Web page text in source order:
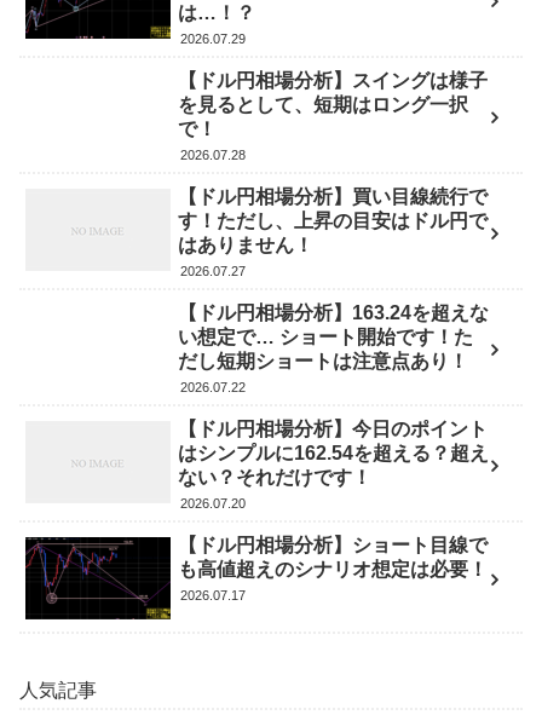
は…！？
2026.07.29
【ドル円相場分析】スイングは様子
を見るとして、短期はロング一択
で！
2026.07.28
【ドル円相場分析】買い目線続行で
す！ただし、上昇の目安はドル円で
はありません！
2026.07.27
【ドル円相場分析】163.24を超えな
い想定で… ショート開始です！た
だし短期ショートは注意点あり！
2026.07.22
【ドル円相場分析】今日のポイント
はシンプルに162.54を超える？超え
ない？それだけです！
2026.07.20
【ドル円相場分析】ショート目線で
も高値超えのシナリオ想定は必要！
2026.07.17
人気記事